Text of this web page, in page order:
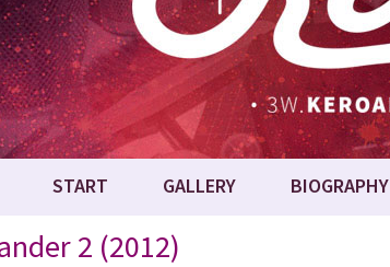
START GALLERY BIOGRAPHY
2 (2012)